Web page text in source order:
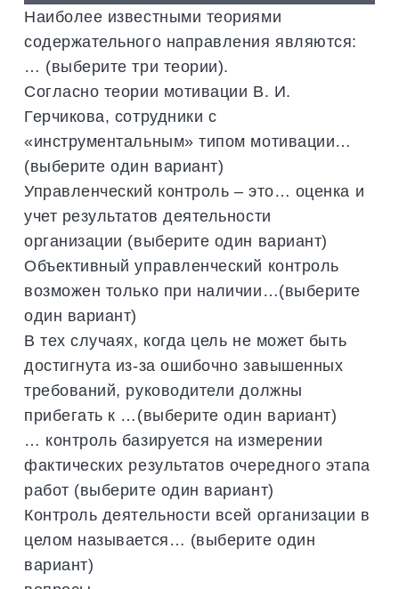
Наиболее известными теориями
содержательного направления являются:
… (выберите три теории).
Согласно теории мотивации В. И.
Герчикова, сотрудники с
«инструментальным» типом мотивации…
(выберите один вариант)
Управленческий контроль – это… оценка и
учет результатов деятельности
организации (выберите один вариант)
Объективный управленческий контроль
возможен только при наличии…(выберите
один вариант)
В тех случаях, когда цель не может быть
достигнута из-за ошибочно завышенных
требований, руководители должны
прибегать к …(выберите один вариант)
… контроль базируется на измерении
фактических результатов очередного этапа
работ (выберите один вариант)
Контроль деятельности всей организации в
целом называется… (выберите один
вариант)